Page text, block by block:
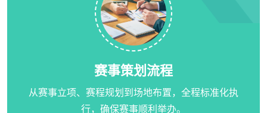
赛事策划流程
从赛事立项、赛程规划到场地布置，全程标准化执
行，确保赛事顺利举办。